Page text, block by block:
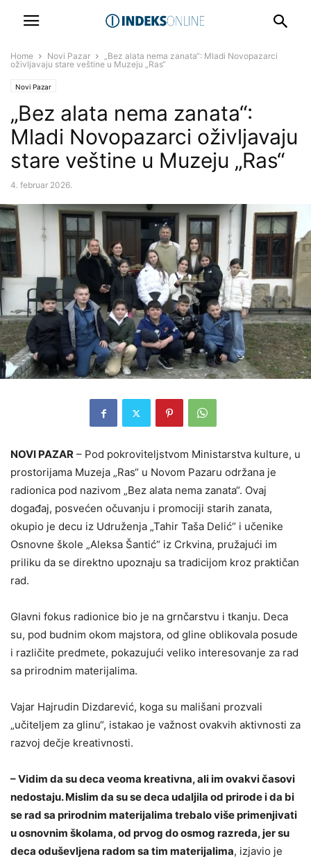
Home Novi Pazar
„Bez alata nema zanata“: Mladi Novopazarci
oživljavaju stare veštine u Muzeju „Ras“
Novi Pazar
„Bez alata nema zanata“:
Mladi Novopazarci oživljavaju
stare veštine u Muzeju „Ras“
4. februar 2026.
NOVI PAZAR – Pod pokroviteljstvom Ministarstva kulture, u
prostorijama Muzeja „Ras“ u Novom Pazaru održana je
radionica pod nazivom „Bez alata nema zanata“. Ovaj
događaj, posvećen očuvanju i promociji starih zanata,
okupio je decu iz Udruženja „Tahir Taša Delić“ i učenike
Osnovne škole „Aleksa Šantić“ iz Crkvina, pružajući im
priliku da se direktno upoznaju sa tradicijom kroz praktičan
rad.
Glavni fokus radionice bio je na grnčarstvu i tkanju. Deca
su, pod budnim okom majstora, od gline oblikovala posude
i različite predmete, pokazujući veliko interesovanje za rad
sa prirodnim materijalima.
Vajar Hajrudin Dizdarević, koga su mališani prozvali
„učiteljem za glinu“, istakao je važnost ovakvih aktivnosti za
razvoj dečje kreativnosti.
– Vidim da su deca veoma kreativna, ali im ovakvi časovi
nedostaju. Mislim da su se deca udaljila od prirode i da bi
se rad sa prirodnim materijalima trebalo više primenjivati
u osnovnim školama, od prvog do osmog razreda, jer su
deca oduševljena radom sa tim materijalima, izjavio je